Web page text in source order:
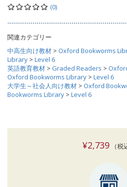
(0)
関連カテゴリー
中高生向け教材 > Oxford Bookworms
Library > Level 6
英語教育教材 > Graded Readers >
Oxford Bookworms Library > Level 6
大学生～社会人向け教材 > Oxford
Bookworms Library > Level 6
¥2,739（税